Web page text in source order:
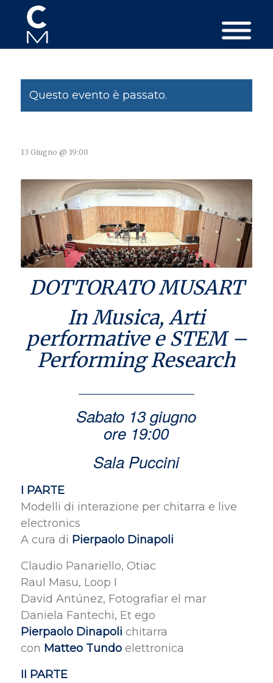
Questo evento è passato.
13 Giugno @ 19:00
DOTTORATO MUSART
In Musica, Arti
performative e STEM –
Performing Research
Sabato 13 giugno
ore 19:00
Sala Puccini
I PARTE
Modelli di interazione per chitarra e live
electronics
A cura di Pierpaolo Dinapoli
Claudio Panariello, Otiac
Raul Masu, Loop I
David Antúnez, Fotografiar el mar
Daniela Fantechi, Et ego
Pierpaolo Dinapoli chitarra
con Matteo Tundoelettronica
II PARTE